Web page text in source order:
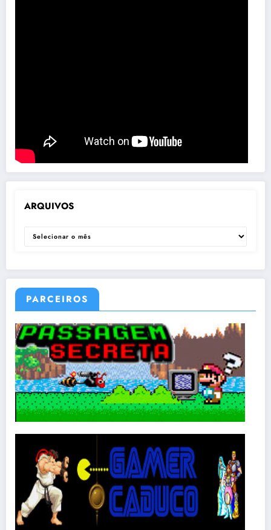
ARQUIVOS
ARQUIVOS
PARCEIROS